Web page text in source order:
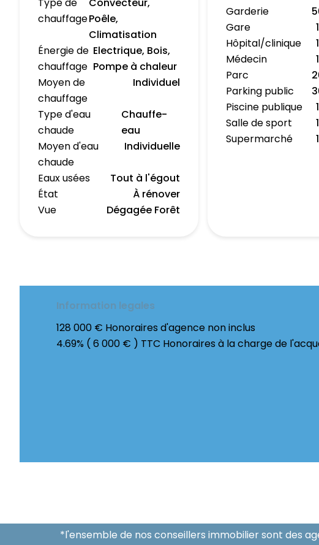
chauffagePoêle,
Climatisation
Énergie de
chauffage
Electrique, Bois,
Pompe à chaleur
Moyen de
chauffage
Individuel
Type d'eau
chaude
Chauffe-
eau
Moyen d'eau
chaude
Individuelle
Eaux usées
Tout à l'égout
État
À rénover
Vue
Dégagée Forêt
Garderie
Gare
Hôpital/clinique
Médecin
Parc
Parking public
Piscine publique
Salle de sport
Supermarché
Information legales
128 000 € Honoraires d'agence non inclus
4.69% ( 6 000 € ) TTC Honoraires à la charge de
*l'ensemble de nos conseillers immobilier sont des